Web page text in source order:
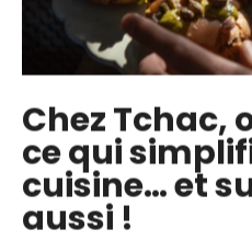
Chez Tchac,
ce qui
cuisine… et
aussi !
Stop au sucre
IG bas pour éviter le
10h
7 mai 2025